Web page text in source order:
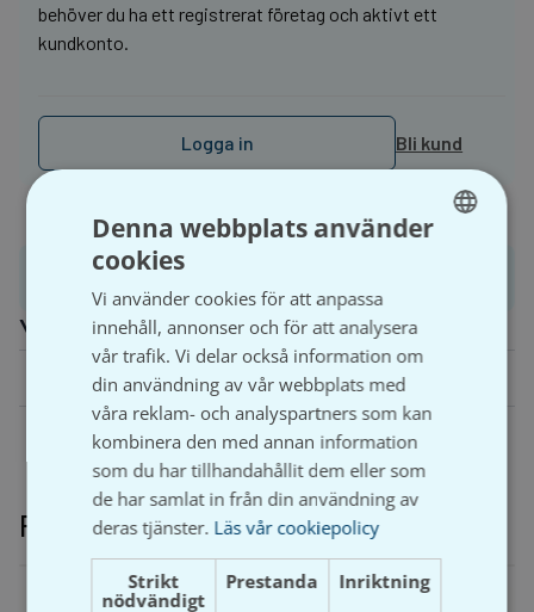
behöver du ha ett registrerat företag och aktivt ett
kundkonto.
Logga in Bli kund
Produktinformation
Ytterligare information
Krom
Relaterade produkter
Denna webbplats använder
cookies
Vi använder cookies för att anpassa
innehåll, annonser och för att analysera
vår trafik. Vi delar också information om
din användning av vår webbplats med
våra reklam- och analyspartners som kan
kombinera den med annan information
som du har tillhandahållit dem eller som
de har samlat in från din användning av
deras tjänster. Läs vår cookiepolicy
Strikt
nödvändigt
Prestanda Inriktning